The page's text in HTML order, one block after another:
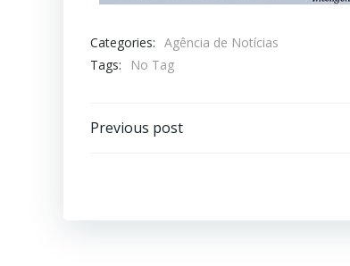
Categories: Agência de Notícias
Tags:
No Tag
Previous post